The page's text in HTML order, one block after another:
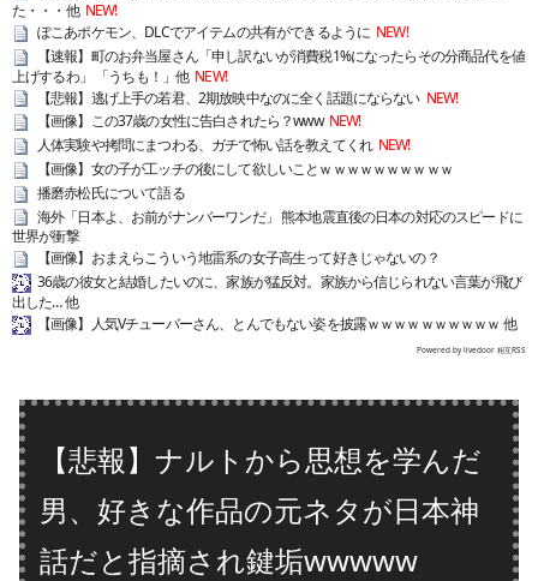
た・・・他 NEW!
ぽこあポケモン、DLCでアイテムの共有ができるように NEW!
【速報】町のお弁当屋さん「申し訳ないが消費税1%になったらその分商品代を値
上げするわ」 「うちも！」他 NEW!
【悲報】逃げ上手の若君、2期放映中なのに全く話題にならない NEW!
【画像】この37歳の女性に告白されたら？www NEW!
人体実験や拷問にまつわる、ガチで怖い話を教えてくれ NEW!
【画像】女の子が工ッチの後にして欲しいことｗｗｗｗｗｗｗｗｗｗ
播磨赤松氏について語る
海外「日本よ、お前がナンバーワンだ」 熊本地震直後の日本の対応のスピードに
世界が衝撃
【画像】おまえらこういう地雷系の女子高生って好きじゃないの？
36歳の彼女と結婚したいのに、家族が猛反対。家族から信じられない言葉が飛び
出した… 他
【画像】人気Vチューバーさん、とんでもない姿を披露ｗｗｗｗｗｗｗｗｗｗ 他
Powered by livedoor 相互RSS
【悲報】ナルトから思想を学んだ
男、好きな作品の元ネタが日本神
話だと指摘され鍵垢wwwww